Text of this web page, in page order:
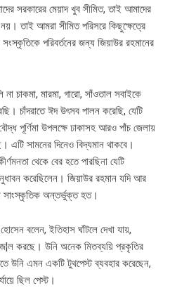
সরকারের মেয়াদ খুব সীমিত, তাই আমাদের
তাই আমরা সীমিত পরিসরে কিছুক্ষেত্রে
পরিবর্তনের জন্য জিয়াউর রহমানের
না চাকমা, মারমা, গারো, সাঁওতাল সবাইকে
চাঁদরাতে ঈদ উৎসব পালন করেছি, যেটি
পূর্ণিমা উপলক্ষে ঢাকাসহ আরও পাঁচ জেলায়
সামনের দিনেও বিদ্যমান থাকবে।
থেকে বের হতে পারছিনা যেটি
করেছিলেন। জিয়াউর রহমান যদি আর
সাংস্কৃতিক অন্তর্ভুক্ত হত।
বলেন, ইতিহাস ঘাঁটলে দেখা যায়,
জ¦ল করছে। উনি অনেক মিতব্যয়ি প্রকৃতির
উনি এমন একটি টুথপেস্ট ব্যবহার করেছেন,
ছিল পেস্ট।